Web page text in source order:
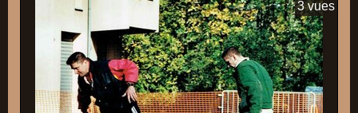
3 vues